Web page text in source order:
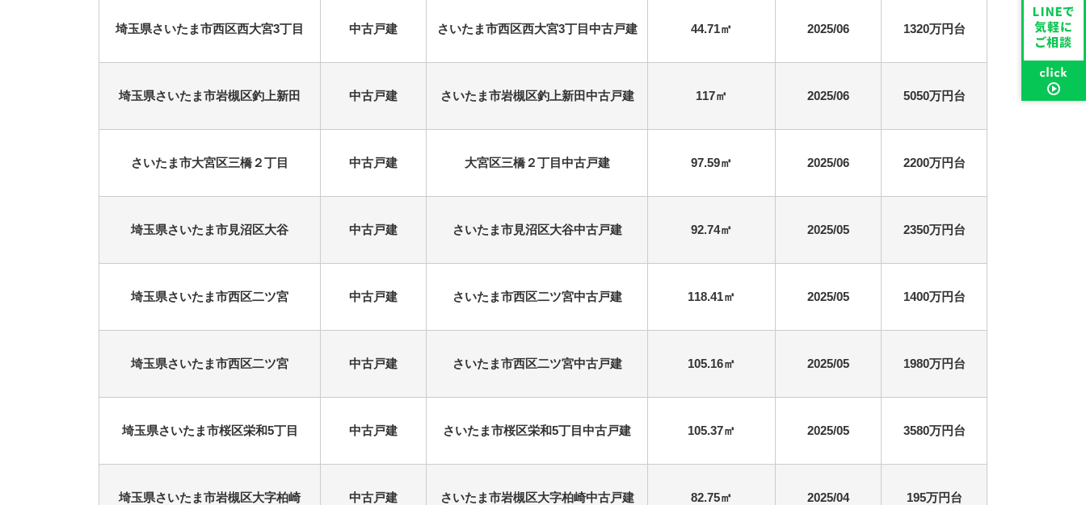
埼玉県さいたま市西区西大宮3丁目 中古戸建 さいたま市西区西大宮3丁目中古戸建 44.71㎡ 2025/06 1320万円台
埼玉県さいたま市岩槻区釣上新田 中古戸建 さいたま市岩槻区釣上新田中古戸建 117㎡ 2025/06 5050万円台
さいたま市大宮区三橋２丁目 中古戸建 大宮区三橋２丁目中古戸建 97.59㎡ 2025/06 2200万円台
埼玉県さいたま市見沼区大谷 中古戸建 さいたま市見沼区大谷中古戸建 92.74㎡ 2025/05 2350万円台
埼玉県さいたま市西区二ツ宮 中古戸建 さいたま市西区二ツ宮中古戸建 118.41㎡ 2025/05 1400万円台
埼玉県さいたま市西区二ツ宮 中古戸建 さいたま市西区二ツ宮中古戸建 105.16㎡ 2025/05 1980万円台
埼玉県さいたま市桜区栄和5丁目 中古戸建 さいたま市桜区栄和5丁目中古戸建 105.37㎡ 2025/05 3580万円台
埼玉県さいたま市岩槻区大字柏崎 中古戸建 さいたま市岩槻区大字柏崎中古戸建 82.75㎡ 2025/04 195万円台